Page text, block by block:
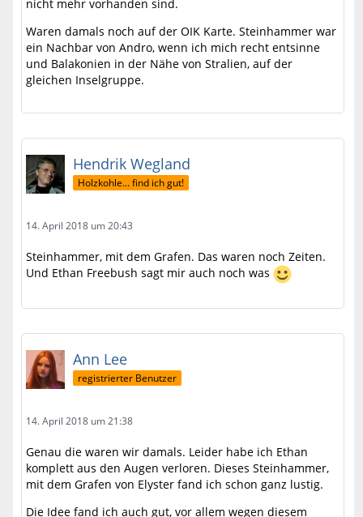
nicht mehr vorhanden sind.
Waren damals noch auf der OIK Karte. Steinhammer war
ein Nachbar von Andro, wenn ich mich recht entsinne
und Balakonien in der Nähe von Stralien, auf der
gleichen Inselgruppe.
Hendrik Wegland
Holzkohle... find ich gut!
14. April 2018 um 20:43
Steinhammer, mit dem Grafen. Das waren noch Zeiten.
Und Ethan Freebush sagt mir auch noch was
Ann Lee
registrierter Benutzer
14. April 2018 um 21:38
Genau die waren wir damals. Leider habe ich Ethan
komplett aus den Augen verloren. Dieses Steinhammer,
mit dem Grafen von Elyster fand ich schon ganz lustig.
Die Idee fand ich auch gut, vor allem wegen diesem